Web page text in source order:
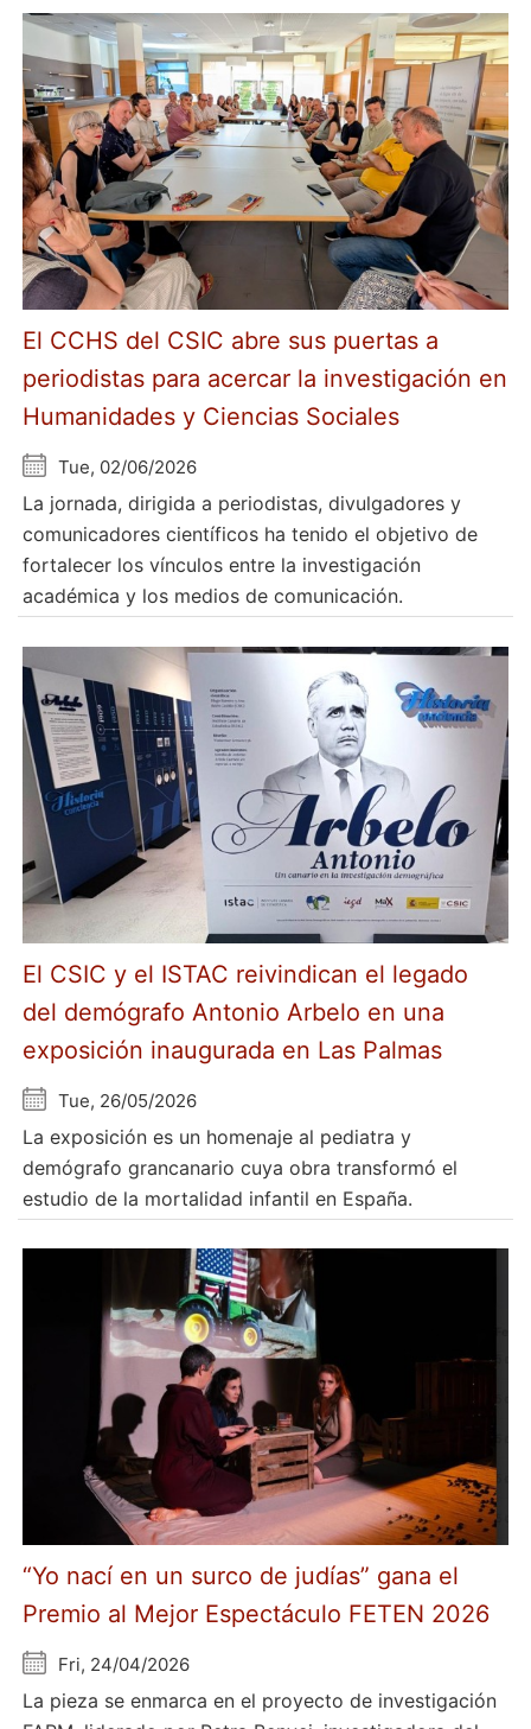
El CCHS del CSIC abre sus puertas a
periodistas para acercar la investigación en
Humanidades y Ciencias Sociales
Tue, 02/06/2026
La jornada, dirigida a periodistas, divulgadores y
comunicadores científicos ha tenido el objetivo de
fortalecer los vínculos entre la investigación
académica y los medios de comunicación.
El CSIC y el ISTAC reivindican el legado
del demógrafo Antonio Arbelo en una
exposición inaugurada en Las Palmas
Tue, 26/05/2026
La exposición es un homenaje al pediatra y
demógrafo grancanario cuya obra transformó el
estudio de la mortalidad infantil en España.
“Yo nací en un surco de judías” gana el
Premio al Mejor Espectáculo FETEN 2026
Fri, 24/04/2026
La pieza se enmarca en el proyecto de investigación